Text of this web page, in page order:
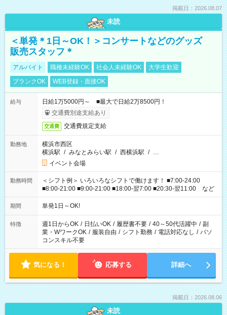
掲載日：2026.08.07
未読
＜単発＊1日～OK！＞コンサートなどのグッズ
販売スタッフ＊
アルバイト 職種未経験OK 社会人未経験OK
大学生歓迎
ブランクOK
WEB登録・面接OK
給与
日給1万5000円～ ■最大で日給2万8500円！
交通費別途支給あり
交通費 交通費規定支給
勤務地
横浜市西区
横浜駅 / みなとみらい駅 / 西横浜駅 / …
イベント会場
勤務時間
＜シフト例＞ いろいろなシフトで働けます！ ■7:00-24:00
■8:00-21:00 ■9:00-21:00 ■18:00-翌7:00 ■20:30-翌11:00 など
期間 単発1日～OK!
特徴 週1日からOK / 日払いOK / 履歴書不要 / 40～50代活躍中 / 副
業・WワークOK / 服装自由 / シフト勤務 / 電話対応なし / パソ
コンスキル不要
気になる！ 応募する 詳細へ
掲載日：2026.08.06
未読